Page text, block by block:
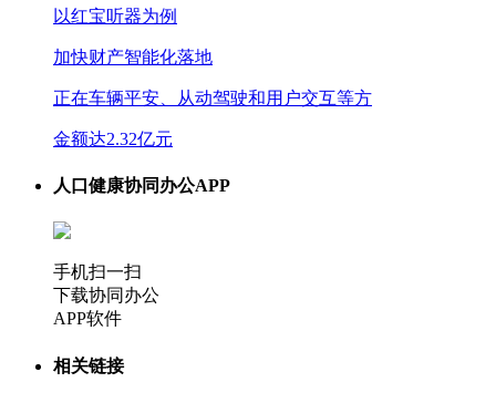
以红宝听器为例
加快财产智能化落地
正在车辆平安、从动驾驶和用户交互等方
金额达2.32亿元
人口健康协同办公APP
手机扫一扫
下载协同办公
APP软件
相关链接